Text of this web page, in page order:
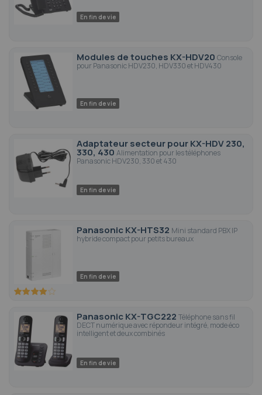
En fin de vie
Modules de touches KX-HDV20 Console
pour Panasonic HDV230, HDV330 et HDV430
En fin de vie
Adaptateur secteur pour KX-HDV 230,
330, 430 Alimentation pour les téléphones
Panasonic HDV230, 330 et 430
En fin de vie
Panasonic KX-HTS32 Mini standard PBX IP
hybride compact pour petits bureaux
80 100
En fin de vie
Panasonic KX-TGC222 Téléphone sans fil
DECT numérique avec répondeur intégré, mode éco
intelligent et deux combinés
En fin de vie